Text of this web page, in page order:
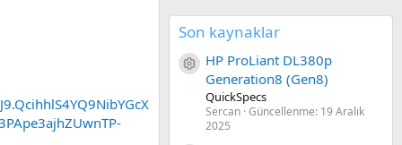
Son kaynaklar
Kaynak ikon/amblem
HP ProLiant DL380p
Generation8 (Gen8)
QuickSpecs
Sercan Güncellenme: 19 Aralık
2025